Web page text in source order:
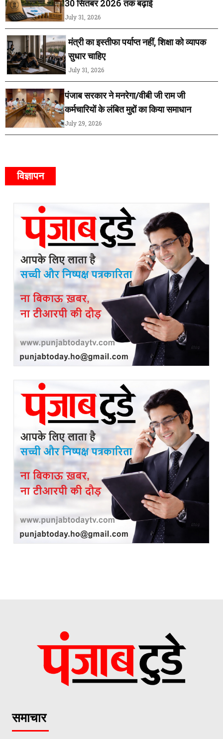
30 सितंबर 2026 तक बढ़ाई
July 31, 2026
मंत्री का इस्तीफा पर्याप्त नहीं, शिक्षा को व्यापक
सुधार चाहिए
July 31, 2026
पंजाब सरकार ने मनरेगा/वीबी जी राम जी
कर्मचारियों के लंबित मुद्दों का किया समाधान
July 29, 2026
विज्ञापन
समाचार